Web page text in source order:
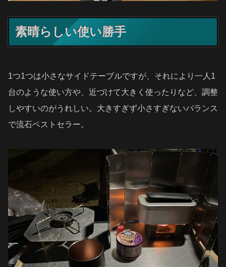
素晴らしい使い勝手
1つ1つは小さなサイドテーブルですが、それにより一人1
台のような使い方や、近づけて大きく使ったりなど、調整
しやすいのがうれしい。大きすぎず小さすぎないバランス
で流石ベストセラー。